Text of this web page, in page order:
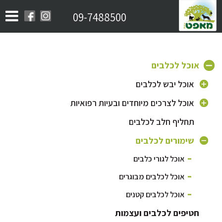
09-7488500
אוכל לכלבים
אוכל יבש לכלבים
אוכל לכלב בוגר
אוכל לגורי כלבים
אוכל לכלב מבוגר
אוכל לכלבים קטנים
אוכל לכלבים מסורסים / אוכל לייט
אוכל לכלבים על בסיס סלמון
אוכל לכלבים על בסיס כבש
אוכל לצרכים מיוחדים ובעיות רפואיות
אוכל היפואלרגני לכלבים
אוכל לכלבים עם בעיות מפרקים
אוכל לכלבים עם בעיות עור ופרווה
אוכל לבעיות עיכול
אוכל לכלבים פעילים
תחליף חלב לכלבים
שימורים לכלבים
אוכל לגורי כלבים
אוכל לכלבים מבוגרים
אוכל לכלבים קטנים
חטיפים לכלבים ועצמות